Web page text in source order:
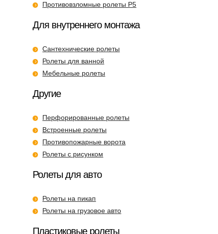
Противовзломные ролеты P5
Для внутреннего монтажа
Сантехнические ролеты
Ролеты для ванной
Мебельные ролеты
Другие
Перфорированные ролеты
Встроенные ролеты
Противопожарные ворота
Ролеты с рисунком
Ролеты для авто
Ролеты на пикап
Ролеты на грузовое авто
Пластиковые ролеты